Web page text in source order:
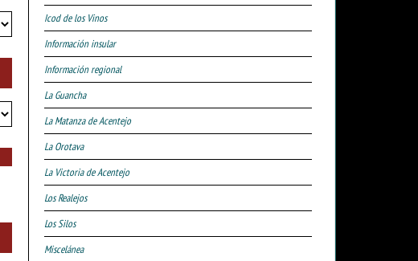
Icod de los Vinos
Información insular
Información regional
La Guancha
La Matanza de Acentejo
La Orotava
La Victoria de Acentejo
Los Realejos
Los Silos
Miscelánea